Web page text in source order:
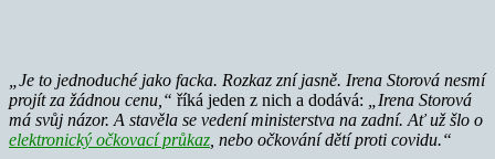
„Je to jednoduché jako facka. Rozkaz zní jasně. Irena Storová nesmí
projít za žádnou cenu,“ říká jeden z nich a dodává:
„Irena Storová
má svůj názor. A stavěla se vedení ministerstva na zadní. Ať už šlo o
elektronický očkovací průkaz , nebo očkování dětí proti covidu.“